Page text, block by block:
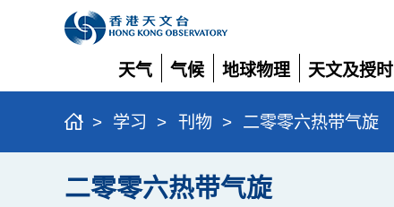
天气
展
开
气候
展
开
地球物理
展
开
天文及授时
展
开
> 学习 > 刊物 > 二零零六热带气旋
二零零六热带气旋